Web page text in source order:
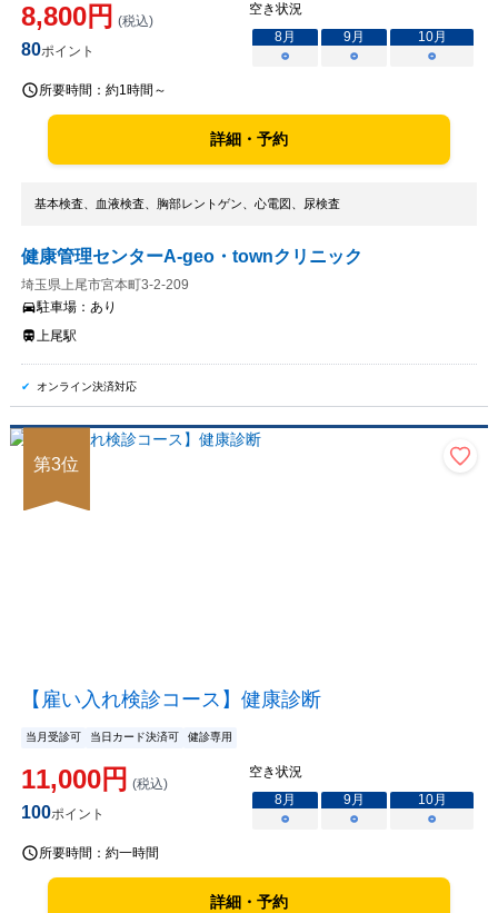
8,800円 (税込)
80ポイント
空き状況
8月 9月 10月
○
○ ○
所要時間： 約1時間～
詳細・予約
基本検査、血液検査、胸部レントゲン、心電図、尿検査
健康管理センターA-geo・townクリニック
埼玉県上尾市宮本町3-2-209
駐車場： あり
上尾駅
オンライン決済対応
第3位
【雇い入れ検診コース】健康診断
当月受診可 当日カード決済可 健診専用
11,000円 (税込)
100ポイント
空き状況
8月 9月 10月
○
○ ○
所要時間： 約一時間
詳細・予約